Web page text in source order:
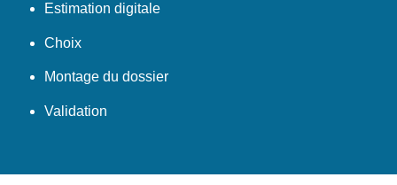
Estimation digitale
Choix
Montage du dossier
Validation